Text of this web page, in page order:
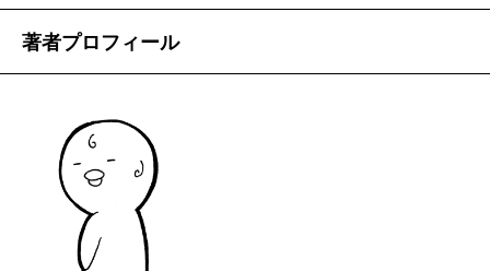
著者プロフィール